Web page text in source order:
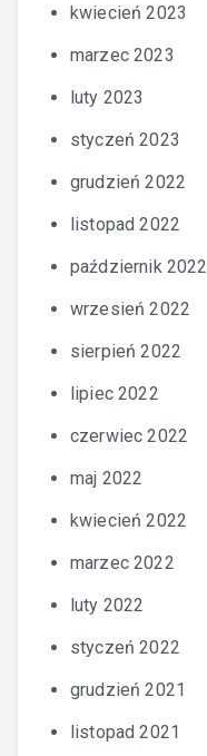
kwiecień 2023
marzec 2023
luty 2023
styczeń 2023
grudzień 2022
listopad 2022
październik 2022
wrzesień 2022
sierpień 2022
lipiec 2022
czerwiec 2022
maj 2022
kwiecień 2022
marzec 2022
luty 2022
styczeń 2022
grudzień 2021
listopad 2021